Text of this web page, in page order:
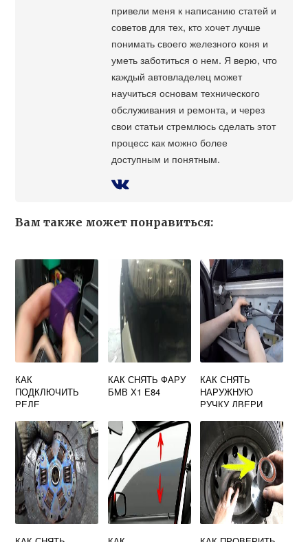
привели меня к написанию статей и
советов для тех, кто хочет лучше
понимать своего железного коня и
уметь заботиться о нем. Я верю, что
каждый автовладелец может
научиться основам технического
обслуживания и ремонта, и через
свои статьи стремлюсь сделать этот
процесс как можно более
доступным и понятным.
Вам также может понравиться:
КАК
ПОДКЛЮЧИТЬ
РЕЛЕ
УАЗ 469
КАК СНЯТЬ ФАРУ
БМВ Х1 Е84
КАК СНЯТЬ
НАРУЖНУЮ
РУЧКУ ДВЕРИ